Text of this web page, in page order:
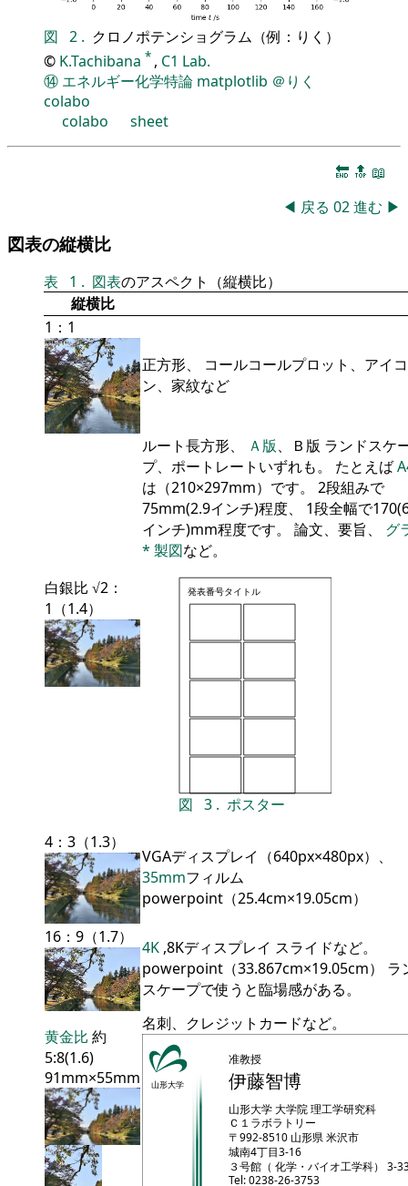
図 2 . クロノポテンショグラム（例：りく）
© K.Tachibana * , C1 Lab.
⑭ エネルギー化学特論 matplotlib ＠りく
colabo
colabo
sheet
🔚 🔝 📖
◀ 戻る 02進む ▶
図表の縦横比
表 1 . 図表のアスペクト（縦横比）
縦横比
1：1
正方形、 コールコールプロット、アイコ
ン、家紋など
白銀比 √2：
1（1.4）
ルート長方形、 Ａ版、Ｂ版 ランドスケ
プ、ポートレートいずれも。 たとえば
は（210×297mm）です。 2段組みで
75mm(2.9インチ)程度、 1段全幅で
インチ)mm程度です。 論文、要旨、 グ
* 製図など。
発表番号タイトル
図 3 . ポスター
4：3（1.3）
VGAディスプレイ（640px×480px）、
35mmフィルム
powerpoint（25.4cm×19.05cm）
16：9（1.7）
4K ,8Kディスプレイ スライドなど。
powerpoint（33.867cm×19.05cm） ラ
スケープで使うと臨場感がある。
黄金比 約
5:8(1.6)
91mm×55mm
名刺、クレジットカードなど。
山形大学
准教授
伊藤智博
山形大学大学院理工学研究科
Ｃ１ラボラトリー
〒992-8510 山形県 米沢市
城南4丁目3-16
３号館（ 化学・バイオ工学科） 3-
Tel: 0238-26-3753